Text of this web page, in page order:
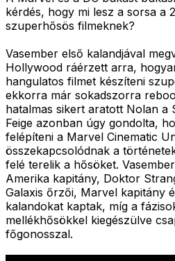
kérdés, hogy mi lesz a sorsa a
szuperhősös filmeknek?
Vasember első kalandjával
Hollywood ráérzett arra,
hangulatos filmet készíteni
ekkorra már sokadszorra
hatalmas sikert aratott Nolan a
Feige azonban úgy gondolta,
felépíteni a Marvel Cinematic
összekapcsolódnak a
felé terelik a hősöket.
Amerika kapitány, Doktor
Galaxis őrzői, Marvel kapitány
kalandokat kaptak, míg a
mellékhősökkel kiegészülve
főgonosszal.